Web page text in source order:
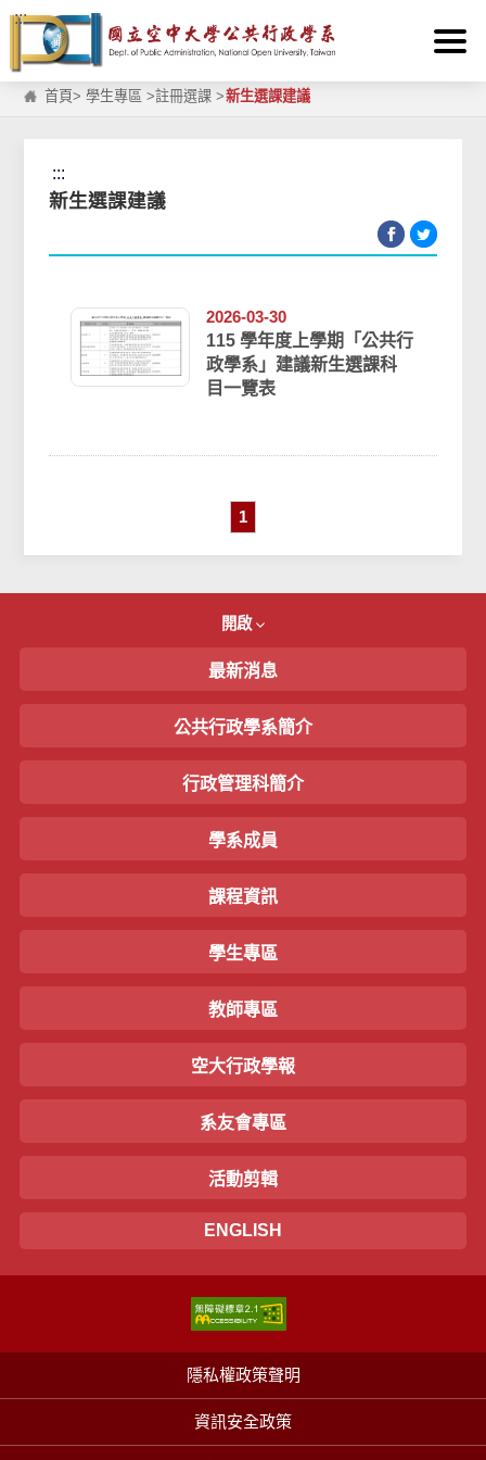
跳到主要內容區塊
:::
首頁>學生專區 >註冊選課 >新生選課建議
:::
新生選課建議
2026-03-30
115 學年度上學期「公共行
政學系」建議新生選課科
目一覽表
1
開啟
最新消息
公共行政學系簡介
行政管理科簡介
學系成員
課程資訊
學生專區
教師專區
空大行政學報
系友會專區
活動剪輯
ENGLISH
隱私權政策聲明
資訊安全政策